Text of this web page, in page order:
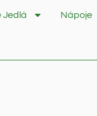
Jedlá Nápoje